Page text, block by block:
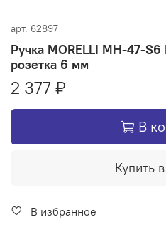
арт. 62897
Ручка MORELLI MH-47-
розетка 6 мм
2 377 ₽
В
Купить
В избранное